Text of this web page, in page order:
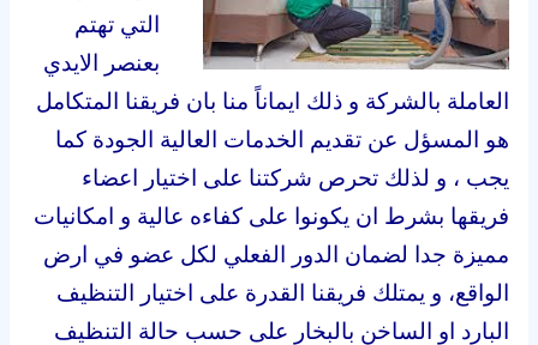
التي تهتم
بعنصر الايدي
العاملة بالشركة و ذلك ايماناً منا بان فريقنا المتكامل
هو المسؤل عن تقديم الخدمات العالية الجودة كما
يجب ، و لذلك تحرص شركتنا على اختيار اعضاء
فريقها بشرط ان يكونوا على كفاءه عالية و امكانيات
مميزة جدا لضمان الدور الفعلي لكل عضو في ارض
الواقع، و يمتلك فريقنا القدرة على اختيار التنظيف
البارد او الساخن بالبخار على حسب حالة التنظيف